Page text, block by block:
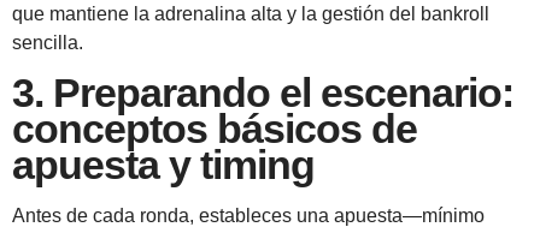
que mantiene la adrenalina alta y la gestión del bankroll
sencilla.
3. Preparando el escenario:
conceptos básicos de
apuesta y timing
Antes de cada ronda, estableces una apuesta—mínimo